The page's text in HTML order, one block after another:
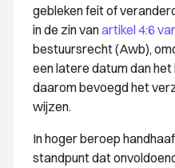
gebleken feit of
in de zin vanartikel 4:6
bestuursrecht (Awb),
een latere datum dan
daarom bevoegd het
wijzen.
In hoger beroep
standpunt dat